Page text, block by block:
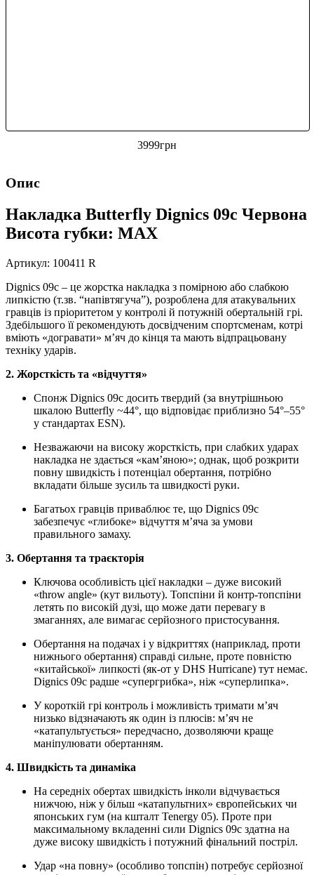
3999грн
Опис
Накладка Butterfly Dignics 09c Червона
Висота губки: MAX
Артикул: 100411 R
Dignics 09c – це жорстка накладка з помірною або слабкою
липкістю (т.зв. “напівтягуча”), розроблена для атакувальних
гравців із пріоритетом у контролі й потужній обертальній грі.
Здебільшого її рекомендують досвідченим спортсменам, котрі
вміють «догравати» м’яч до кінця та мають відпрацьовану
техніку ударів.
2. Жорсткість та «відчуття»
Спонж Dignics 09c досить твердий (за внутрішньою
шкалою Butterfly ~44°, що відповідає приблизно 54°–55°
у стандартах ESN).
Незважаючи на високу жорсткість, при слабких ударах
накладка не здається «кам’яною»; однак, щоб розкрити
повну швидкість і потенціал обертання, потрібно
вкладати більше зусиль та швидкості руки.
Багатьох гравців приваблює те, що Dignics 09c
забезпечує «глибоке» відчуття м’яча за умови
правильного замаху.
3. Обертання та траєкторія
Ключова особливість цієї накладки – дуже високий
«throw angle» (кут вильоту). Топспіни й контр-топспіни
летять по високій дузі, що може дати перевагу в
змаганнях, але вимагає серйозного пристосування.
Обертання на подачах і у відкриттях (наприклад, проти
нижнього обертання) справді сильне, проте повністю
«китайської» липкості (як-от у DHS Hurricane) тут немає.
Dignics 09c радше «супергрибка», ніж «суперлипка».
У короткій грі контроль і можливість тримати м’яч
низько відзначають як один із плюсів: м’яч не
«катапультується» передчасно, дозволяючи краще
маніпулювати обертанням.
4. Швидкість та динаміка
На середніх обертах швидкість інколи відчувається
нижчою, ніж у більш «катапультних» європейських чи
японських гум (на кшталт Tenergy 05). Проте при
максимальному вкладенні сили Dignics 09c здатна на
дуже високу швидкість і потужний фінальний постріл.
Удар «на повну» (особливо топспін) потребує серйозної